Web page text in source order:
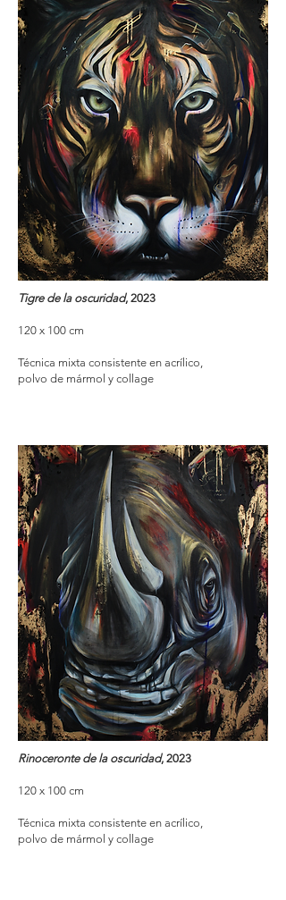
Tigre de la oscuridad, 2023
120 x 100 cm
Técnica mixta consistente en acrílico,
polvo de mármol y collage
Rinoceronte de la oscuridad, 2023
120 x 100 cm
Técnica mixta consistente en acrílico,
polvo de mármol y collage